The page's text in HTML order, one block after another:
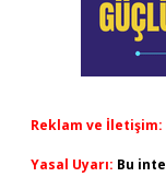
Reklam ve İletişim:
Yasal Uyarı: Bu